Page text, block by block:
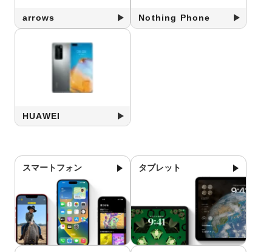
arrows Nothing Phone
HUAWEI
スマートフォン タブレット